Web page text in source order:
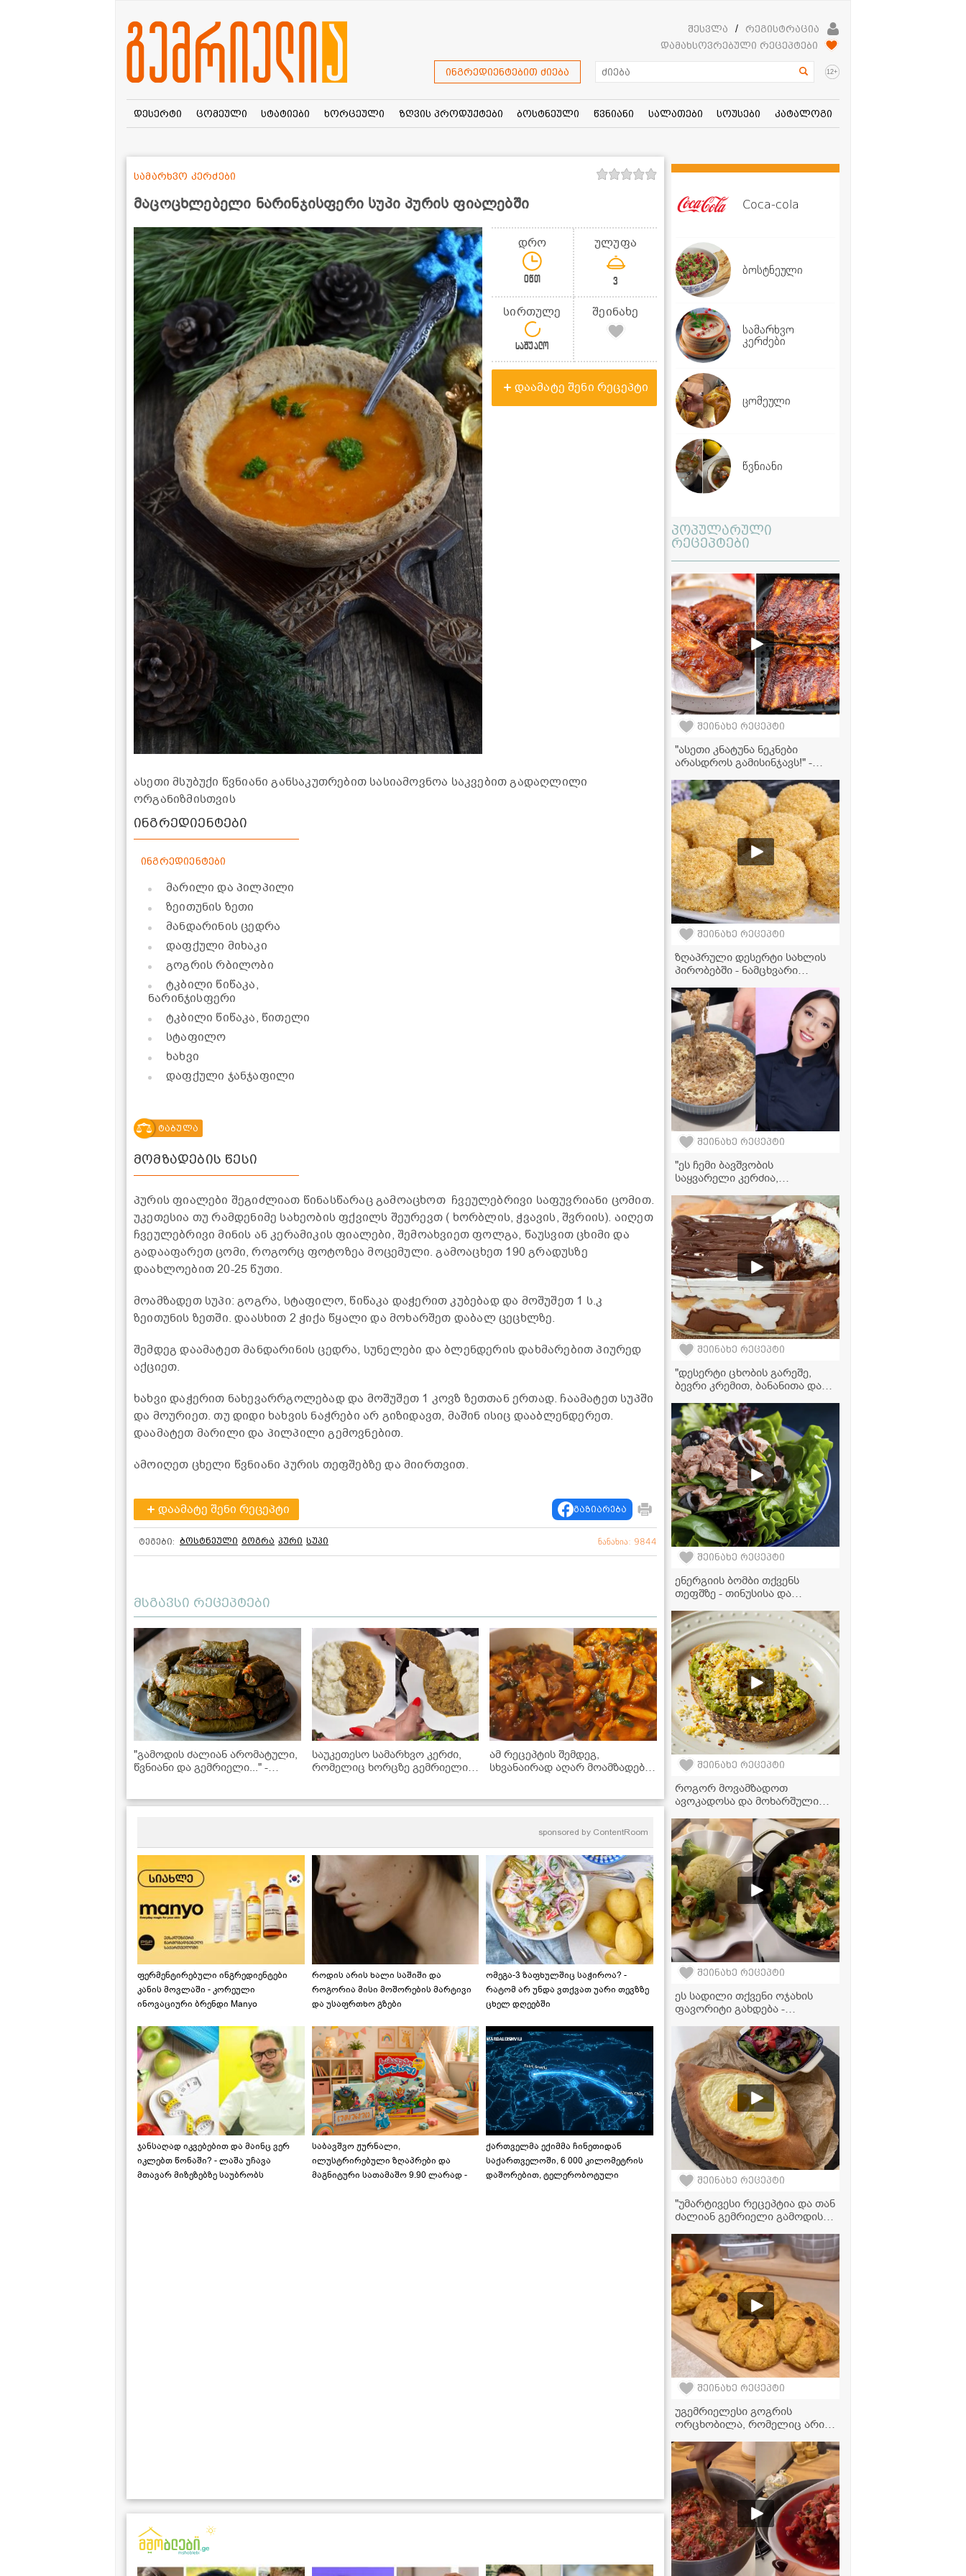
შესვლა /
რეგისტრაცია
დამახსოვრებული რეცეპტები
ინგრედიენტებით ძიება 12+
დესერტი ცომეული სტატიები ხორცეული ზღვის პროდუქტები ბოსტნეული წვნიანი სალათები სოუსები კატალოგი
მაცოცხლებელი ნარინჯისფერი სუპი პურის ფიალებში
სამარხვო კერძები
დრო
0წთ
ულუფა
3
სირთულე
საშუალო
შეინახე
დაამატე შენი რეცეპტი
ასეთი მსუბუქი წვნიანი განსაკუთრებით სასიამოვნოა საკვებით გადაღლილი
ორგანიზმისთვის
ინგრედიენტები
ინგრედიენტები
მარილი და პილპილი
ზეითუნის ზეთი
მანდარინის ცედრა
დაფქული მიხაკი
გოგრის რბილობი
ტკბილი წიწაკა,
ნარინჯისფერი
ტკბილი წიწაკა, წითელი
სტაფილო
ხახვი
დაფქული ჯანჯაფილი
ტაბულა
მომზადების წესი
პურის ფიალები შეგიძლიათ წინასწარაც გამოაცხოთ ჩვეულებრივი საფუვრიანი ცომით.
უკეთესია თუ რამდენიმე სახეობის ფქვილს შეურევთ ( ხორბლის, ჭვავის, შვრიის). აიღეთ
ჩვეულებრივი მინის ან კერამიკის ფიალები, შემოახვიეთ ფოლგა, წაუსვით ცხიმი და
გადააფარეთ ცომი, როგორც ფოტოზეა მოცემული. გამოაცხეთ 190 გრადუსზე
დაახლოებით 20-25 წუთი.
მოამზადეთ სუპი: გოგრა, სტაფილო, წიწაკა დაჭერით კუბებად და მოშუშეთ 1 ს.კ
ზეითუნის ზეთში. დაასხით 2 ჭიქა წყალი და მოხარშეთ დაბალ ცეცხლზე.
შემდეგ დაამატეთ მანდარინის ცედრა, სუნელები და ბლენდერის დახმარებით პიურედ
აქციეთ.
ხახვი დაჭერით ნახევარრგოლებად და მოშუშეთ 1 კოვზ ზეთთან ერთად. ჩაამატეთ სუპში
და მოურიეთ. თუ დიდი ხახვის ნაჭრები არ გიზიდავთ, მაშინ ისიც დააბლენდერეთ.
დაამატეთ მარილი და პილპილი გემოვნებით.
ამოიღეთ ცხელი წვნიანი პურის თეფშებზე და მიირთვით.
დაამატე შენი რეცეპტი გაზიარება
ტეგები: ბოსტნეული გოგრა პური სუპი ნანახია: 9844
მსგავსი რეცეპტები
"გამოდის ძალიან არომატული,
წვნიანი და გემრიელი..." -
საუკეთესო სამარხვო კერძი,
რომელიც ხორცზე გემრიელია!
ამ რეცეპტის შემდეგ,
სხვანაირად აღარ მოამზადებთ!
sponsored by ContentRoom
ფერმენტირებული ინგრედიენტები
კანის მოვლაში - კორეული
ინოვაციური ბრენდი Manyo
როდის არის ხალი საშიში და
როგორია მისი მოშორების მარტივი
და უსაფრთხო გზები
ომეგა-3 ზაფხულშიც საჭიროა? -
რატომ არ უნდა ვთქვათ უარი თევზზე
ცხელ დღეებში
ჯანსაღად იკვებებით და მაინც ვერ
იკლებთ წონაში? - ლაშა უჩავა
მთავარ მიზეზებზე საუბრობს
საბავშვო ჟურნალი,
ილუსტრირებული ზღაპრები და
მაგნიტური სათამაშო 9.90 ლარად -
ქართველმა ექიმმა ჩინეთიდან
საქართველოში, 6 000 კილომეტრის
დაშორებით, ტელერობოტული
Coca-cola
ბოსტნეული
სამარხვო
კერძები
ცომეული
წვნიანი
პოპულარული
რეცეპტები
შეინახე რეცეპტი
"ასეთი კნატუნა ნეკნები
არასდროს გამისინჯავს!" -
აეროგრილში
შეინახე რეცეპტი
ზღაპრული დესერტი სახლის
პირობებში - ნამცხვარი
რომელიც ყველას გამოუვა!
შეინახე რეცეპტი
"ეს ჩემი ბავშვობის
საყვარელი კერძია,
მიმზადებს ხოლმე..." -
წიწიბურა ნუცა სურგულაძის
ბებიის რეცეპტით
შეინახე რეცეპტი
"დესერტი ცხობის გარეშე,
ბევრი კრემით, ბანანითა და
ძალიან მარტივად და არის
უგემრიელესი!" - ნამცხვრის
ვიდეორეცეპტი
შეინახე რეცეპტი
ენერგიის ბომბი თქვენს
თეფშზე - თინუსისა და
სალათის რეცეპტი
შეინახე რეცეპტი
როგორ მოვამზადოთ
ავოკადოსა და მოხარშული
და ჯანსაღი ტოსტი სულ
რაღაც 10 წუთში!
შეინახე რეცეპტი
ეს სადილი თქვენი ოჯახის
ფავორიტი გახდება -
ნაღების სოუსში
შეინახე რეცეპტი
"უმარტივესი რეცეპტია და თან
ძალიან გემრიელი გამოდის!" -
ვიდეორეცეპტი
შეინახე რეცეპტი
უგემრიელესი გოგრის
ორცხობილა, რომელიც არის
- ვიდეორეცეპტი